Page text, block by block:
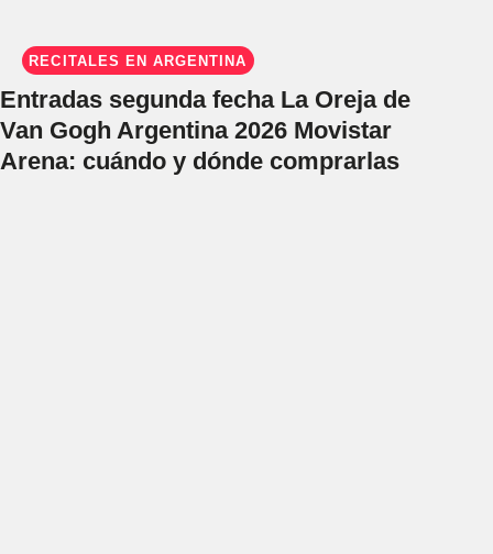
RECITALES EN ARGENTINA
Entradas segunda fecha La Oreja de
Van Gogh Argentina 2026 Movistar
Arena: cuándo y dónde comprarlas